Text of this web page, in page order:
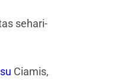
sehari-
Ciamis,